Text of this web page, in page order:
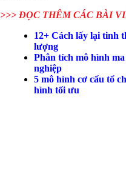
>>> ĐỌC THÊM CÁC BÀI
12+ Cách lấy lại tinh
lượng
Phân tích mô hình
nghiệp
5 mô hình cơ cấu tổ
hình tối ưu